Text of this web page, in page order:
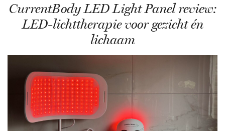
CurrentBody LED Light Panel review:
LED-lichttherapie voor gezicht én
lichaam